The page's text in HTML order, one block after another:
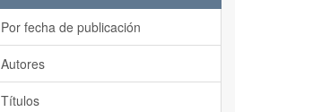
Por fecha de publicación
Autores
Títulos